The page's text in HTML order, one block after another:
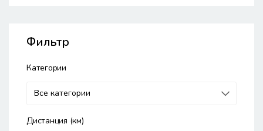
Фильтр
Категории
Дистанция (км)